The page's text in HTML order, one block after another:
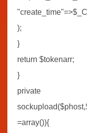
);
}
return $tokenarr;
}
=array()){